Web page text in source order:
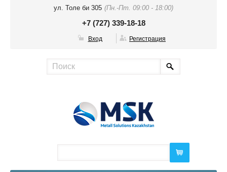
ул. Толе би 305 (Пн.-Пт. 09:00 - 18:00)
+7 (727) 339-18-18
Вход Регистрация